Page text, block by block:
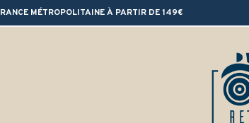
MÉTROPOLITAINE À PARTIR DE 149€